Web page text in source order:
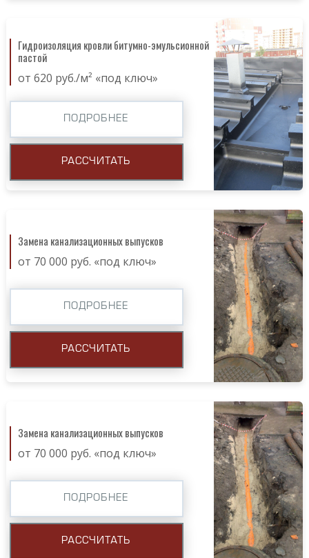
Гидроизоляция кровли битумно-эмульсионной
пастой
от 620 руб./м² «под ключ»
ПОДРОБНЕЕ
РАССЧИТАТЬ
Замена канализационных выпусков
от 70 000 руб. «под ключ»
ПОДРОБНЕЕ
РАССЧИТАТЬ
Замена канализационных выпусков
от 70 000 руб. «под ключ»
ПОДРОБНЕЕ
РАССЧИТАТЬ